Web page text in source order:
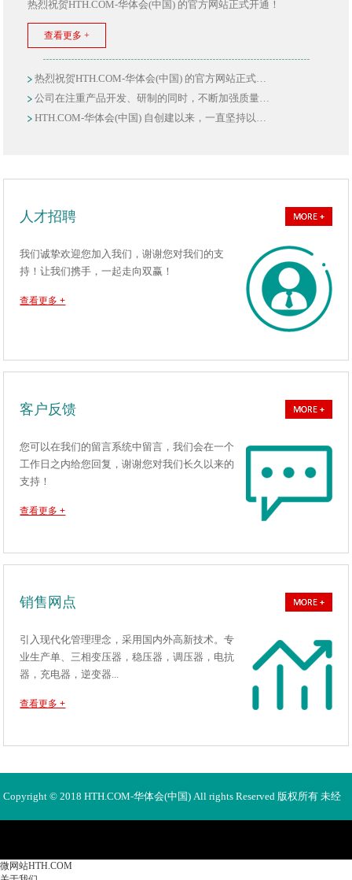
热烈祝贺HTH.COM-华体会(中国) 的官方网站正式开通！
查看更多 +
热烈祝贺HTH.COM-华体会(中国) 的官方网站正式…
公司在注重产品开发、研制的同时，不断加强质量…
HTH.COM-华体会(中国) 自创建以来，一直坚持以…
人才招聘
我们诚挚欢迎您加入我们，谢谢您对我们的支
持！让我们携手，一起走向双赢！
查看更多 +
客户反馈
您可以在我们的留言系统中留言，我们会在一个
工作日之内给您回复，谢谢您对我们长久以来的
支持！
查看更多 +
销售网点
引入现代化管理理念，采用国内外高新技术。专
业生产单、三相变压器，稳压器，调压器，电抗
器，充电器，逆变器...
查看更多 +
Copyright © 2018 HTH.COM-华体会(中国) All rights Reserved 版权所有 未经
微网站HTH.COM